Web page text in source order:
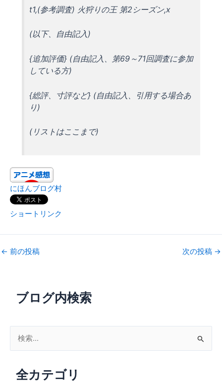
ブログ内検索
象全カテゴリ
t1,(参考調査) 火狩りの王 第2シーズン,x
(以下、自由記入)
{追加評価} (自由記入、第69～71回調査に参加
している方)
{総評、寸評など} (自由記入、引用する場合あ
り)
(リストはここまで)
にほんブログ村
ショートリンク
← 前の投稿 次の投稿 →